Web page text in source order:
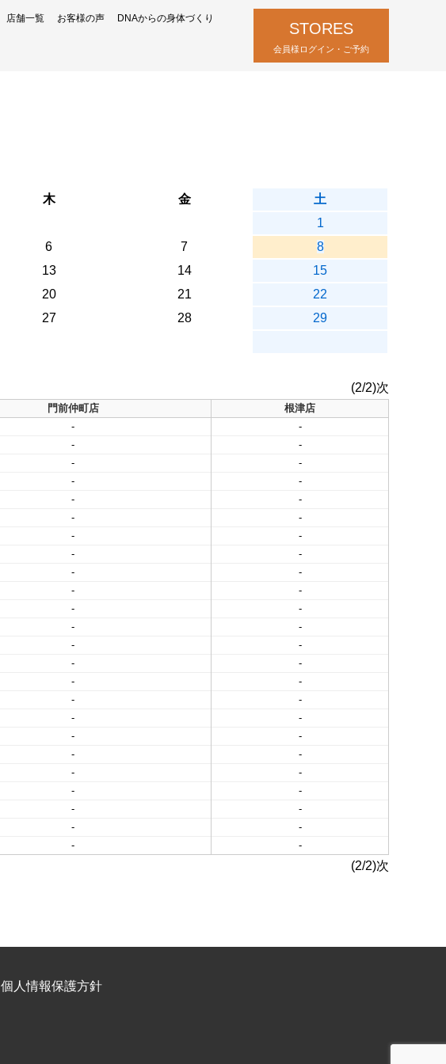
店舗一覧 お客様の声 DNAからの身体づくり
STORES
会員様ログイン・ご予約
木 金
土
1
6 7
8
13 14
15
20 21
22
27 28
29
(2/2)次
門前仲町店
根津店
-
-
-
-
-
-
-
-
-
-
-
-
-
-
-
-
-
-
-
-
-
-
-
-
-
-
-
-
-
-
-
-
-
-
-
-
-
-
-
-
-
-
-
-
-
-
- -
(2/2)次
個人情報保護方針